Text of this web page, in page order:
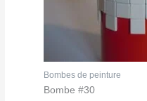
Bombes de peinture
Bombe #30